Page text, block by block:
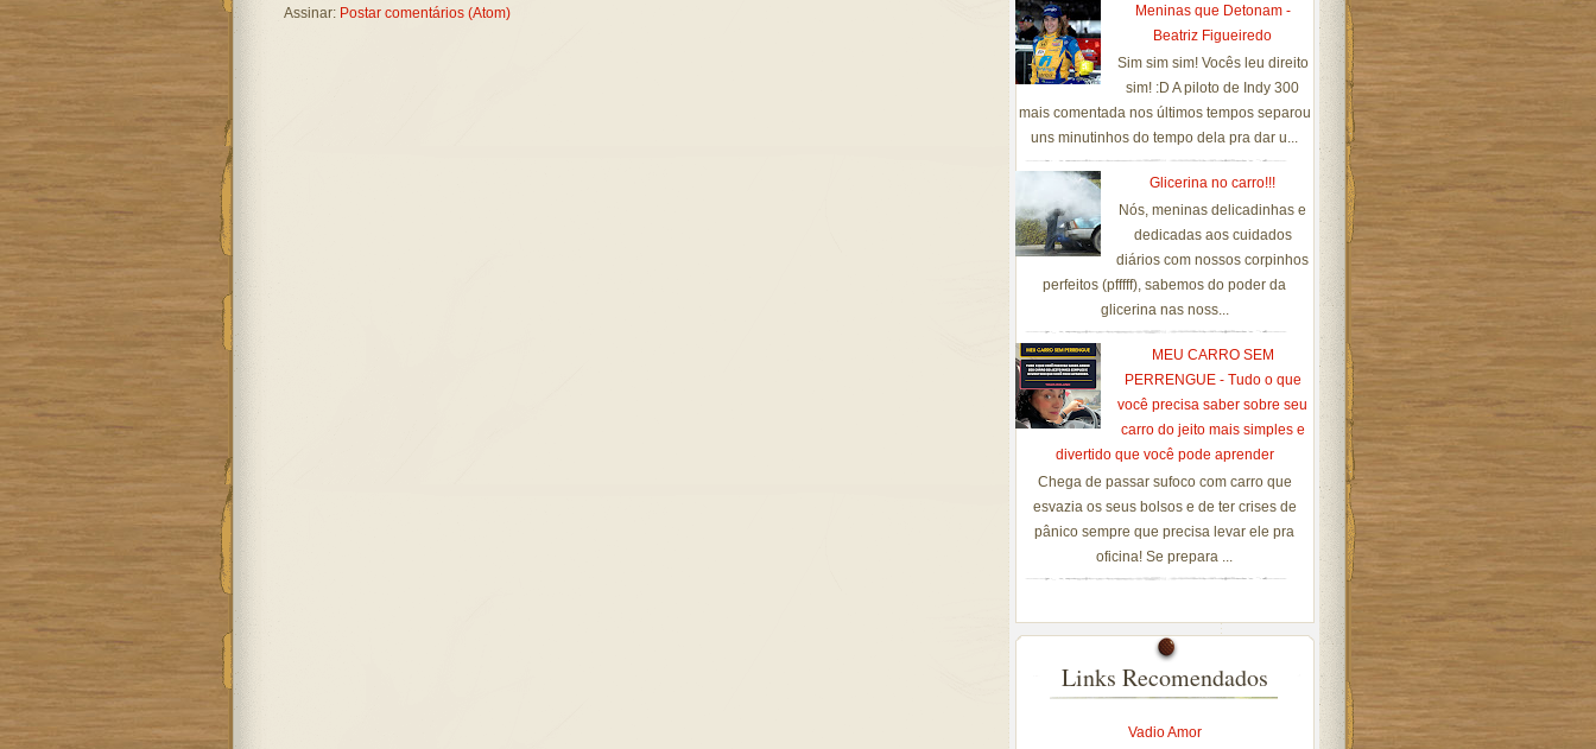
Assinar: Postar comentários (Atom)
Meninas que Detonam -
Beatriz Figueiredo
Sim sim sim! Vocês leu direito
sim! :D A piloto de Indy 300
mais comentada nos últimos tempos separou
uns minutinhos do tempo dela pra dar u...
Glicerina no carro!!!
Nós, meninas delicadinhas e
dedicadas aos cuidados
diários com nossos corpinhos
perfeitos (pfffff), sabemos do poder da
glicerina nas noss...
MEU CARRO SEM
PERRENGUE - Tudo o que
você precisa saber sobre seu
carro do jeito mais simples e
divertido que você pode aprender
Chega de passar sufoco com carro que
esvazia os seus bolsos e de ter crises de
pânico sempre que precisa levar ele pra
oficina! Se prepara ...
Links Recomendados
Vadio Amor